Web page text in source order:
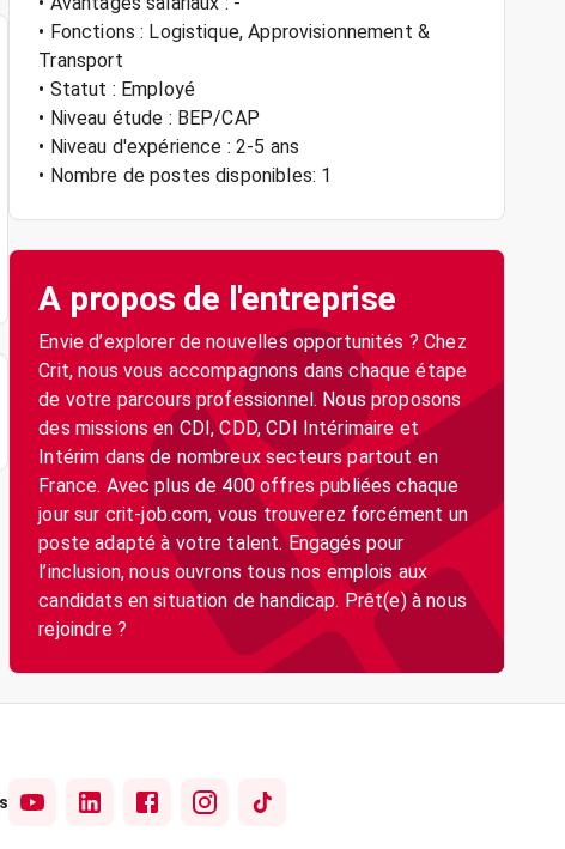
• Fonctions : Logistique, Approvisionnement &
Transport
• Statut : Employé
• Niveau étude : BEP/CAP
• Niveau d'expérience : 2-5 ans
• Nombre de postes disponibles: 1
A propos de l'entreprise
Envie d’explorer de nouvelles opportunités ? Chez
Crit, nous vous accompagnons dans chaque étape
de votre parcours professionnel. Nous proposons
des missions en CDI, CDD, CDI Intérimaire et
Intérim dans de nombreux secteurs partout en
France. Avec plus de 400 offres publiées chaque
jour sur crit-job.com, vous trouverez forcément un
poste adapté à votre talent. Engagés pour
l’inclusion, nous ouvrons tous nos emplois aux
candidats en situation de handicap. Prêt(e) à nous
rejoindre ?